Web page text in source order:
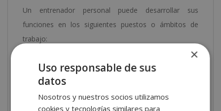
Un entrenador personal puede desarrollar sus
funciones en los siguientes puestos o ámbitos de
trabajo:
Entrenador independiente.
Entrenamiento en línea.
Especialización en grupos específicos.
×
Uso responsable de sus
datos
Nosotros y nuestros socios utilizamos
cookies y tecnologías similares para